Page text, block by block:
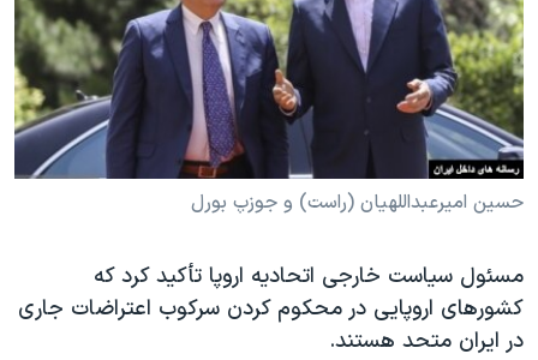
فرهنگ و زندگی
حقوق شهروندی
اقتصادی
علم و فناوری
اسرائیل در جنگ
آرشیو پخش زنده
مستندها
انتخابات ریاست جمهوری آمریکا ۲۰۲۴
حمله جمهوری اسلامی به اسرائیل
رمز مهسا
ورزش زنان در ایران
مجموعه مستندهای دادخواهی
تریبونال مردمی آبان ۹۸
دنبال کنید
زبانهای مختلف
حسین امیرعبداللهیان (راست) و جوزپ بورل
مسئول سیاست خارجی اتحادیه اروپا تأکید کرد که
کشورهای اروپایی در محکوم کردن سرکوب اعتراضات جاری
در ایران متحد هستند.